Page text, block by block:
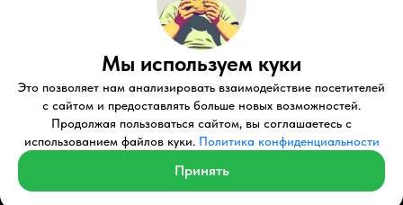
Русский (RU)
ZenYoutubeTelegramTiktokКонтакты
Правовые документыУсловия использования
Пользовательское соглашение
© 2026 Perfluence LLC Все права защищены.
Политика конфиденциальности
Мы используем куки
Это позволяет нам анализировать взаимодействие посетителей
с сайтом и предоставлять больше новых возможностей.
Продолжая пользоваться сайтом, вы соглашаетесь с
использованием файлов куки. Политика конфиденциальности
Принять